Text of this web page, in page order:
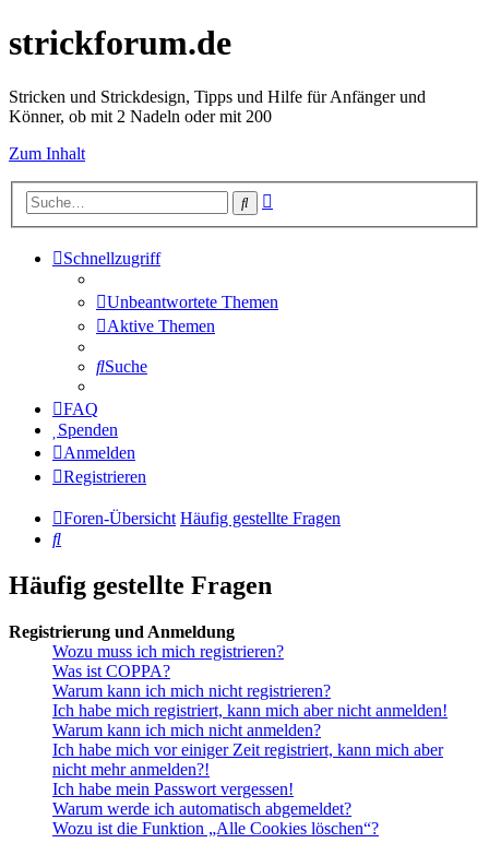
strickforum.de
Stricken und Strickdesign, Tipps und Hilfe für Anfänger und
Könner, ob mit 2 Nadeln oder mit 200
Zum Inhalt
Suche
Schnellzugriff
Unbeantwortete Themen
Aktive Themen
Suche
FAQ
Spenden
Anmelden
Registrieren
Foren-Übersicht Häufig gestellte Fragen
Suche
Häufig gestellte Fragen
Registrierung und Anmeldung
Wozu muss ich mich registrieren?
Was ist COPPA?
Warum kann ich mich nicht registrieren?
Ich habe mich registriert, kann mich aber nicht anmelden!
Warum kann ich mich nicht anmelden?
Ich habe mich vor einiger Zeit registriert, kann mich aber
nicht mehr anmelden?!
Ich habe mein Passwort vergessen!
Warum werde ich automatisch abgemeldet?
Wozu ist die Funktion „Alle Cookies löschen“?